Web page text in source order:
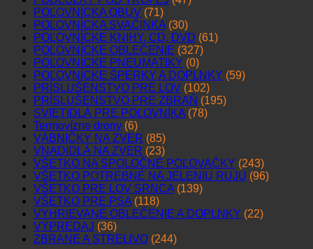
POĽOVNÍCKA OBUV (71)
POĽOVNÍCKA SVAČINKA (30)
POĽOVNÍCKE KNIHY, CD, DVD (61)
POĽOVNÍCKE OBLEČENIE (327)
POĽOVNÍCKE PNEUMATIKY (0)
POĽOVNÍCKE ŠPERKY A DOPLNKY (59)
PRÍSLUŠENSTVO PRE LOV (102)
PRÍSLUŠENSTVO PRE ZBRAŇ (195)
SVIETIDLÁ PRE POĽOVNÍKA (78)
Termovízne drony (6)
VÁBNIČKY NA ZVER (85)
VNADIDLÁ NA ZVER (23)
VŠETKO NA SPOLOČNÉ POĽOVAČKY (243)
VŠETKO POTREBNÉ NA JELENIU RUJU (96)
VŠETKO PRE LOV SRNCA (139)
VŠETKO PRE PSA (118)
VYHRIEVANÉ OBLEČENIE A DOPLNKY (22)
VÝPREDAJ (36)
ZBRANE A STRELIVO (244)